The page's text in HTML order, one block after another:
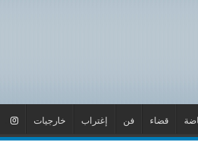
قضاء فن إغتراب خارجيات